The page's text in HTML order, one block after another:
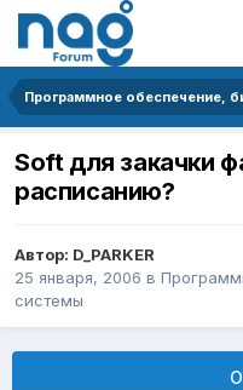
Программное обеспечение,
Soft для закачки
расписанию?
Автор: D_PARKER
25 января, 2006 в
системы